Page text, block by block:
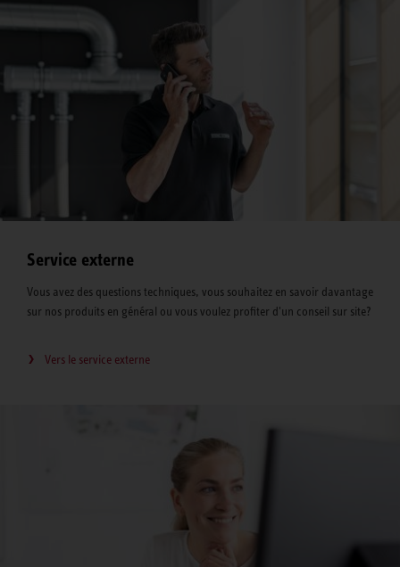
Service externe
Vous avez des questions techniques, vous souhaitez en savoir davantage
sur nos produits en général ou vous voulez profiter d'un conseil sur site?
Vers le service externe